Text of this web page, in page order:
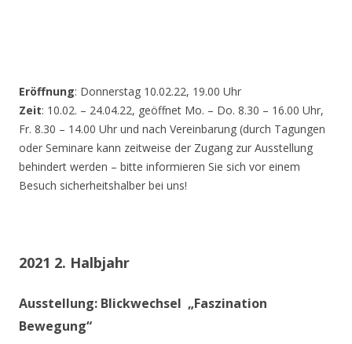
Eröffnung: Donnerstag 10.02.22, 19.00 Uhr
Zeit: 10.02. – 24.04.22, geöffnet Mo. – Do. 8.30 – 16.00 Uhr,
Fr. 8.30 – 14.00 Uhr und nach Vereinbarung (durch Tagungen
oder Seminare kann zeitweise der Zugang zur Ausstellung
behindert werden – bitte informieren Sie sich vor einem
Besuch sicherheitshalber bei uns!
2021 2. Halbjahr
Ausstellung: Blickwechsel „Faszination
Bewegung“